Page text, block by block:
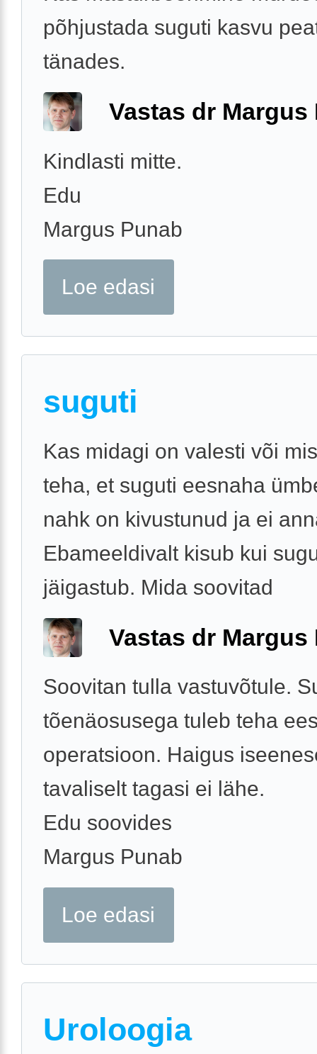
põhjustada suguti kasvu
tänades.
Vastas dr Margus
Kindlasti mitte.
Edu
Margus Punab
Loe edasi
suguti
Kas midagi on valesti või
teha, et suguti eesnaha
nahk on kivustunud ja ei
Ebameeldivalt kisub kui
jäigastub. Mida soovitad
Vastas dr Margus
Soovitan tulla vastuvõtule.
tõenäosusega tuleb teha
operatsioon. Haigus
tavaliselt tagasi ei lähe.
Edu soovides
Margus Punab
Loe edasi
Uroloogia